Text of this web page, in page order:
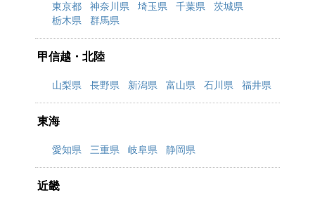
東京都 神奈川県 埼玉県 千葉県
茨城県
栃木県
群馬県
甲信越・北陸
山梨県 長野県 新潟県 富山県 石川県 福井県
東海
愛知県 三重県 岐阜県 静岡県
近畿